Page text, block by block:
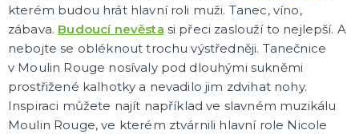
kterém budou hrát hlavní roli muži. Tanec, víno,
zábava. Budoucí nevěsta si přeci zaslouží to nejlepší. A
nebojte se obléknout trochu výstředněji. Tanečnice
v Moulin Rouge nosívaly pod dlouhými sukněmi
prostřižené kalhotky a nevadilo jim zdvihat nohy.
Inspiraci můžete najít například ve slavném muzikálu
Moulin Rouge, ve kterém ztvárnili hlavní role Nicole